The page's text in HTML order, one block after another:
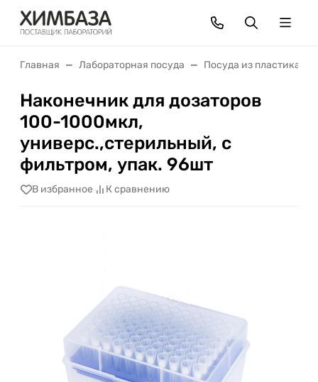
Главная Лабораторная посуда Посуда из пластика
Наконечник для дозаторов
100-1000мкл,
универс.,стерильный, с
фильтром, упак. 96шт
В избранное К сравнению